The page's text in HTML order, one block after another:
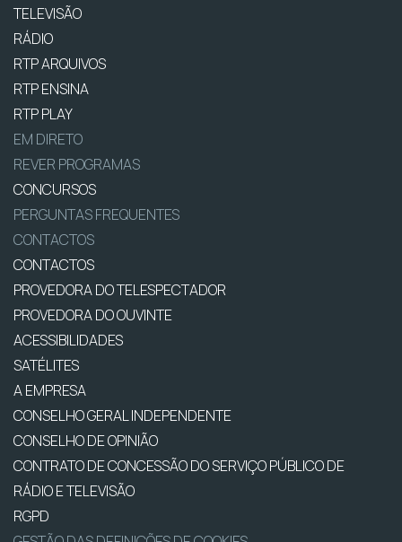
TELEVISÃO
RÁDIO
RTP ARQUIVOS
RTP ENSINA
RTP PLAY
EM DIRETO
REVER PROGRAMAS
CONCURSOS
PERGUNTAS FREQUENTES
CONTACTOS
CONTACTOS
PROVEDORA DO TELESPECTADOR
PROVEDORA DO OUVINTE
ACESSIBILIDADES
SATÉLITES
A EMPRESA
CONSELHO GERAL INDEPENDENTE
CONSELHO DE OPINIÃO
CONTRATO DE CONCESSÃO DO SERVIÇO PÚBLICO DE
RÁDIO E TELEVISÃO
RGPD